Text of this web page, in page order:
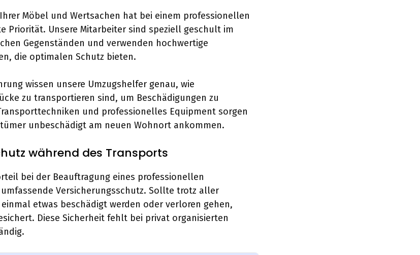
Möbel und Wertsachen hat bei einem professionellen
Priorität. Unsere Mitarbeiter sind speziell geschult im
Gegenständen und verwenden hochwertige
die optimalen Schutz bieten.
wissen unsere Umzugshelfer genau, wie
zu transportieren sind, um Beschädigungen zu
und professionelles Equipment sorgen
unbeschädigt am neuen Wohnort ankommen.
während des Transports
bei der Beauftragung eines professionellen
Versicherungsschutz. Sollte trotz aller
etwas beschädigt werden oder verloren gehen,
Diese Sicherheit fehlt bei privat organisierten